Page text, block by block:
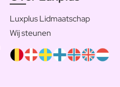
Luxplus Lidmaatschap
Wij steunen